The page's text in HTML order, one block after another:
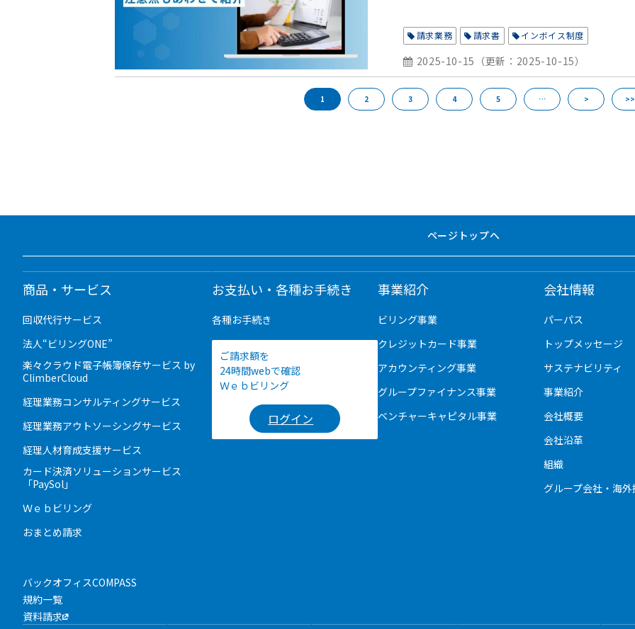
請求業務 請求書 インボイス制度
2025-10-15 （更新： 2025-10-15）
1 2 3 4 5 … > >>
ページトップへ
商品・サービス
回収代行サービス
法人“ビリングONE”
楽々クラウド電子帳簿保存サービス by
ClimberCloud
経理業務コンサルティングサービス
経理業務アウトソーシングサービス
経理人材育成支援サービス
カード決済ソリューションサービス
「PaySol」
Ｗｅｂビリング
おまとめ請求
バックオフィスCOMPASS
規約一覧
資料請求
お支払い・各種お手続き
各種お手続き
ご請求額を
24時間webで確認
Ｗｅｂビリング
ログイン
事業紹介
ビリング事業
クレジットカード事業
アカウンティング事業
グループファイナンス事業
ベンチャーキャピタル事業
会社情報
パーパス
トップメッセージ
サステナビリティ
事業紹介
会社概要
会社沿革
組織
グループ会社・海